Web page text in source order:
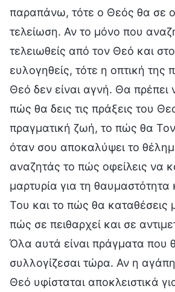
παραπάνω, τότε ο Θεός θα σε
τελείωση. Αν το μόνο που
τελειωθείς από τον Θεό και
ευλογηθείς, τότε η οπτική της
Θεό δεν είναι αγνή. Θα πρέπει
πώς θα δεις τις πράξεις του
πραγματική ζωή, το πώς θα Τον
όταν σου αποκαλύψει το
αναζητάς το πώς οφείλεις να
μαρτυρία για τη θαυμαστότητα
Του και το πώς θα καταθέσεις
πώς σε πειθαρχεί και σε
Όλα αυτά είναι πράγματα που
συλλογίζεσαι τώρα. Αν η
Θεό υφίσταται αποκλειστικά